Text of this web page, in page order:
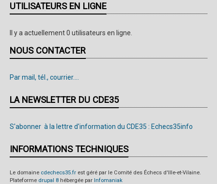
UTILISATEURS EN LIGNE
Il y a actuellement 0 utilisateurs en ligne.
NOUS CONTACTER
Par mail, tél., courrier....
LA NEWSLETTER DU CDE35
S'abonner à la lettre d'information du CDE35 : Echecs35info
INFORMATIONS TECHNIQUES
Le domaine cdechecs35.fr est géré par le Comité des Échecs d'Ille-et-Vilaine.
Plateforme drupal 8 hébergée par Infomaniak